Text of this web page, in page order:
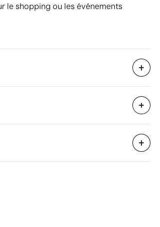
le shopping ou les événements
unités